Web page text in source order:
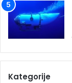
Kategorije